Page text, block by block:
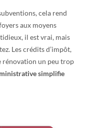
cela rend
aux moyens
il est vrai, mais
Les crédits d’impôt,
rénovation un peu trop
simplifie